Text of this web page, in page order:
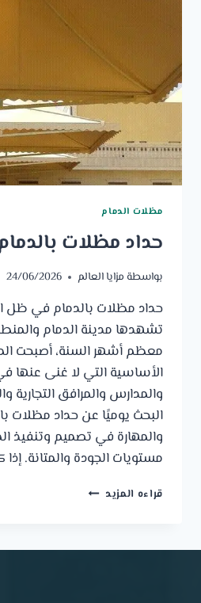
مظلات الدمام
حداد مظلات
بواسطة مزايا العالم 24/06/2026
حداد مظلات بالدمام في ظل
تشهدها مدينة الدمام
معظم أشهر السنة، أصبحت
الأساسية التي لا غنى عنها
والمدارس والمرافق التجارية
البحث يوميًا عن حداد مظلات
والمهارة في تصميم وتنفيذ
مستويات الجودة والمتانة.
قراءه المزيد حداد